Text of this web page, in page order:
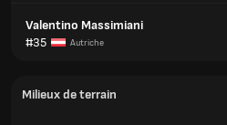
Valentino Massimiani
#35
Autriche
Milieux de terrain